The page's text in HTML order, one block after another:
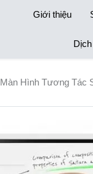
Giới thiệu
Màn Hình Tương Tác